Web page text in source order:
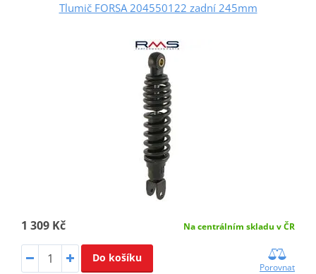
Tlumič FORSA 204550122 zadní 245mm
1 309 Kč Na centrálním skladu v ČR
Do košíku
Porovnat